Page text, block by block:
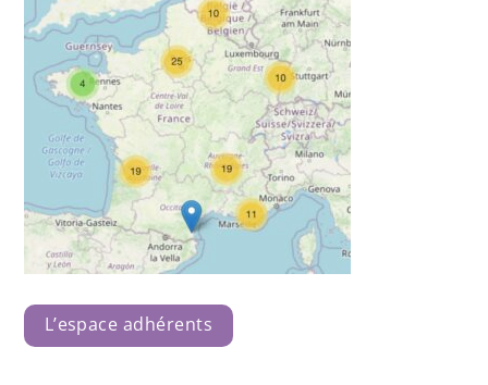
L’espace adhérents